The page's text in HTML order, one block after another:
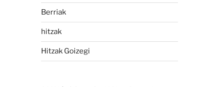
Berriak
hitzak
Hitzak Goizegi